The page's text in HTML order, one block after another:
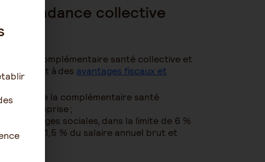
dépendance collective
une complémentaire santé collective et
a droit à des avantages fiscaux et
titre de la complémentaire santé
l’entreprise ;
de charges sociales, dans la limite de 6 %
+ 1,5 % du salaire annuel brut et